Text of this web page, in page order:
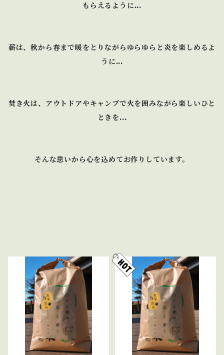
もらえるように...
薪は、秋から春まで暖をとりながらゆらゆらと炎を楽しめるよ
うに...
焚き火は、アウトドアやキャンプで火を囲みながら楽しいひと
ときを...
そんな思いから心を込めてお作りしています。